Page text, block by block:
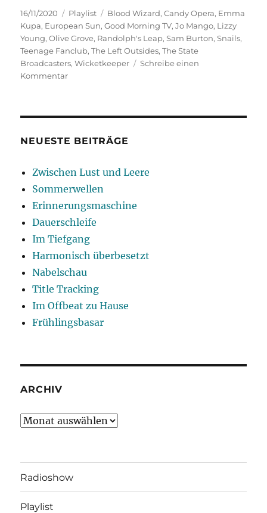
Veröffentlicht
am
16/11/2020 Kategorien
Playlist Schlagwörter
Blood Wizard,Candy Opera, Emma
Kupa, European Sun,Good Morning TV,Jo Mango, Lizzy
Young,Olive Grove, Randolph's Leap,Sam Burton,Snails,
Teenage Fanclub,The Left Outsides,The State
Broadcasters,Wicketkeeper
Schreibe einen
Kommentarzu
NEUESTE BEITRÄGE
Zwischen Lust und Leere
Sommerwellen
Erinnerungsmaschine
Dauerschleife
Im Tiefgang
Harmonisch überbesetzt
Nabelschau
Title Tracking
Im Offbeat zu Hause
Frühlingsbasar
ARCHIV
Archiv
Radioshow
Playlist